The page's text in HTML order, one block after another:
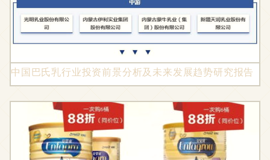
中国巴氏乳行业投资前景分析及未来发展趋势研究报告